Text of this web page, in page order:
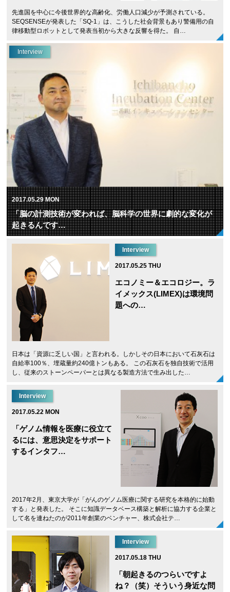
先進国を中心に今後世界的な高齢化、労働人口減少が予測されている。
SEQSENSEが発表した「SQ-1」は、こうした社会背景もあり警備用の自
律移動型ロボットとして発表当初から大きな反響を得た。 自…
Interview
2017.05.29 MON
「脳の計測技術が変われば、脳科学の世界に劇的な変化が
起きるんです…
Interview
2017.05.25 THU
エコノミー＆エコロジー。ラ
イメックス(LIMEX)は環境問
題への…
日本は「資源に乏しい国」と言われる。しかしその日本において石灰石は
自給率100％、埋蔵量約240億トンもある。 この石灰石を独自技術で活用
し、従来のストーンペーパーとは異なる製造方法で生み出した…
Interview
2017.05.22 MON
「ゲノム情報を医療に役立て
るには、意思決定をサポート
するインタフ…
2017年2月、東京大学が「がんのゲノム医療に関する研究を本格的に始動
する」と発表した。 そこに知識データベース構築と解析に協力する企業と
して名を連ねたのが2011年創業のベンチャー、株式会社テ…
Interview
2017.05.18 THU
「朝起きるのつらいですよ
ね？（笑）そういう身近な問